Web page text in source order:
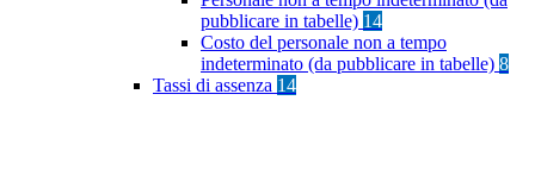
pubblicare in tabelle) 14
Costo del personale non a tempo
indeterminato (da pubblicare in tabelle) 8
Tassi di assenza 14